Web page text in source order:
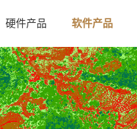
硬件产品 软件产品